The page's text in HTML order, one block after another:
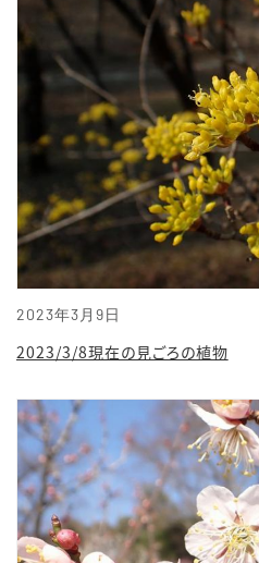
2023年3月9日
2023/3/8現在の見ごろの植物